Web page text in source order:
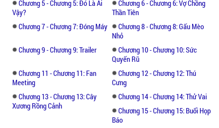
Không có Thẩm Tử Mặc chống lưng, địa vị
của Phùng Vân Hi giảm xuống rất nhiều.
Đồng thời, cô cũng không còn tiền tài để
giúp đỡ Tô Duệ. Vì nâng đỡ Tô Duệ, cô đành
phải đóng những bộ phim thảm hại, nhường
lại ánh hào quang cho người mình yêu.
Khi Tô Duệ trở thành siêu sao, cô lại trở
thành diễn viên hạng ba.
Chương 5 - Chương 5: Đó Là Ai
Vậy?
Chương 6 - Chương 6: Vợ Chồng
Thần Tiên
Chương 7 - Chương 7: Đóng Máy
Chương 8 - Chương 8: Gấu Mèo
Nhỏ
Chương 9 - Chương 9: Trailer
Chương 10 - Chương 10: Sức
Quyến Rũ
Chương 11 - Chương 11: Fan
Meeting
Chương 12 - Chương 12: Thú
Cưng
Chương 13 - Chương 13: Cây
Xương Rồng Cảnh
Chương 14 - Chương 14: Thử Vai
Chương 15 - Chương 15: Buổi Họp
Báo